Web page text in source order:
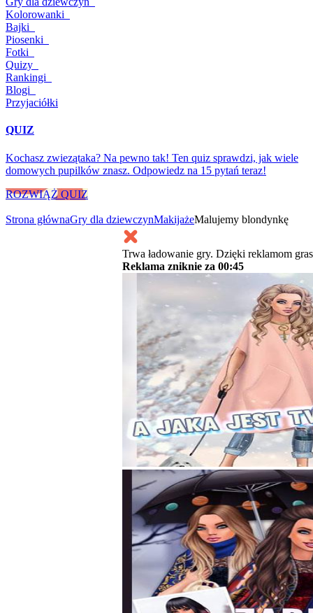
Kolorowanki
Bajki
Piosenki
Fotki
Quizy
Rankingi
Blogi
Przyjaciółki
QUIZ
Kochasz zwiezątaka? Na pewno tak! Ten quiz sprawdzi, jak wiele
domowych pupilków znasz. Odpowiedz na 15 pytań teraz!
ROZWIĄŻ QUIZ
Strona głównaGry dla dziewczynMakijażeMalujemy blondynkę
Trwa ładowanie gry. Dzięki reklamom
Reklama zniknie za 00:45